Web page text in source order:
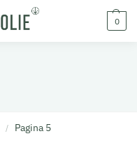
0
/ Pagina 5